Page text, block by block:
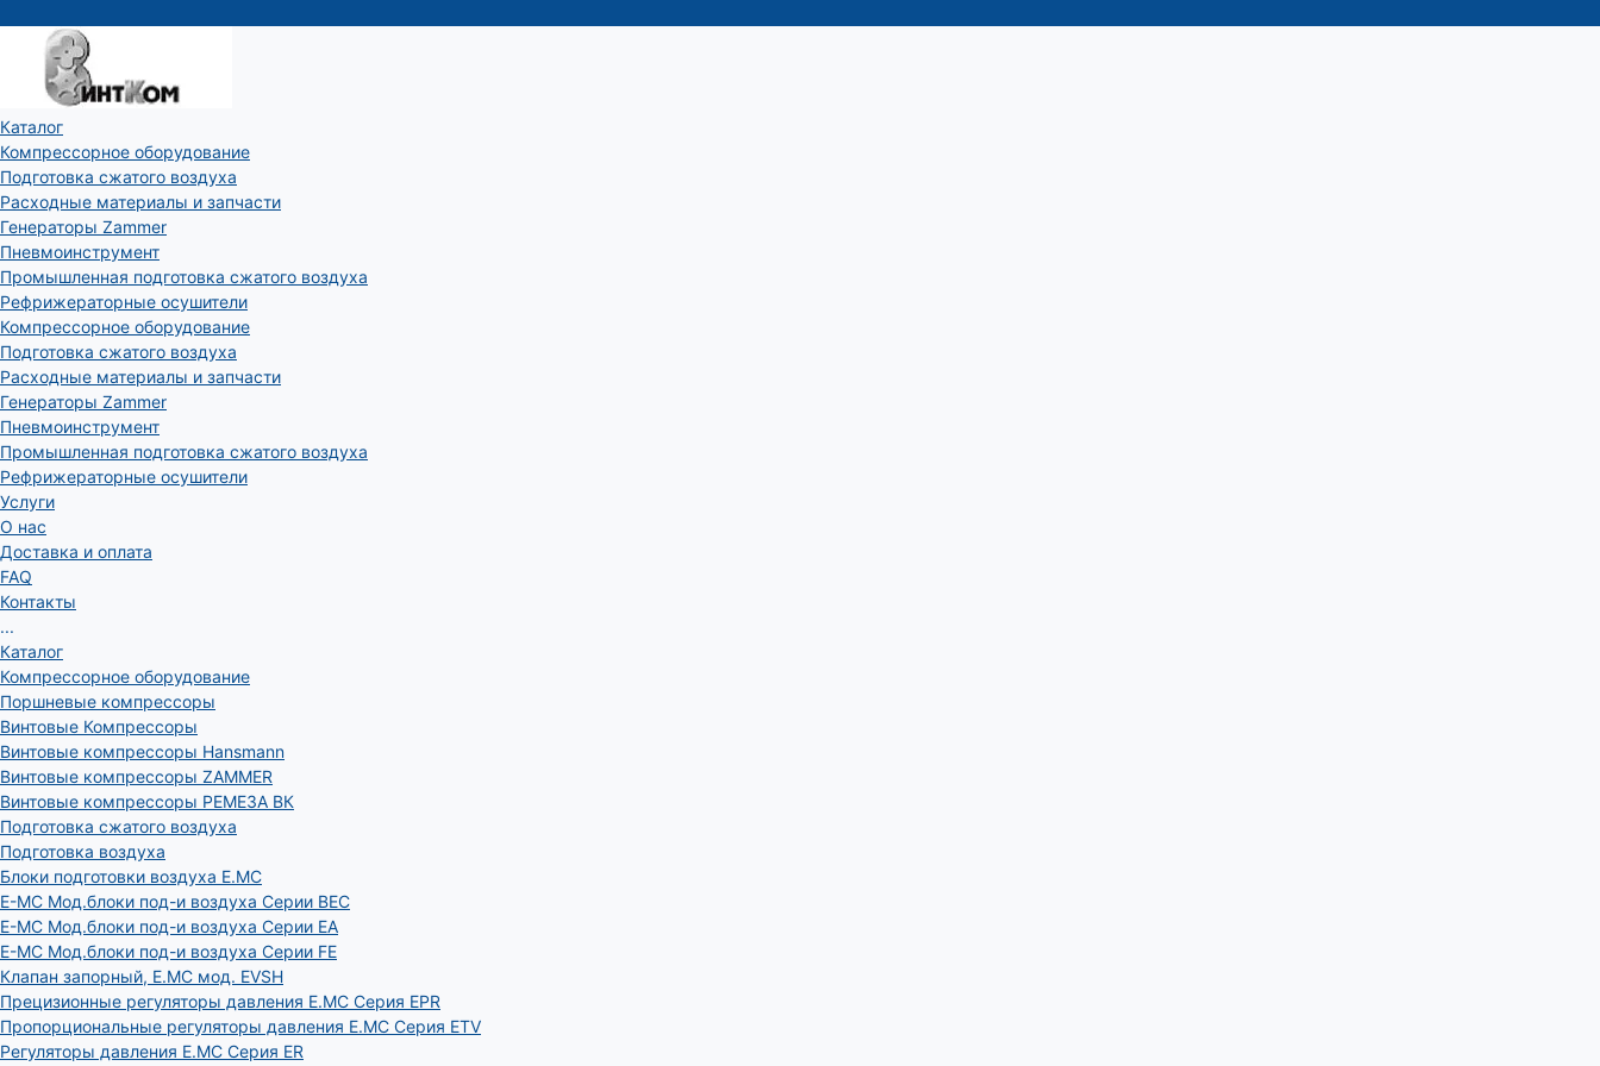
Каталог
Компрессорное оборудование
Подготовка сжатого воздуха
Расходные материалы и запчасти
Генераторы Zammer
Пневмоинструмент
Промышленная подготовка сжатого воздуха
Рефрижераторные осушители
Компрессорное оборудование
Подготовка сжатого воздуха
Расходные материалы и запчасти
Генераторы Zammer
Пневмоинструмент
Промышленная подготовка сжатого воздуха
Рефрижераторные осушители
Услуги
О нас
Доставка и оплата
FAQ
Контакты
...
Каталог
Компрессорное оборудование
Поршневые компрессоры
Винтовые Компрессоры
Винтовые компрессоры Hansmann
Винтовые компрессоры ZAMMER
Винтовые компрессоры РЕМЕЗА ВК
Подготовка сжатого воздуха
Подготовка воздуха
Блоки подготовки воздуха E.MC
E-MC Мод.блоки под-и воздуха Серии BEC
E-MC Мод.блоки под-и воздуха Серии EA
E-MC Мод.блоки под-и воздуха Серии FE
Клапан запорный, E.MC мод. EVSH
Прецизионные регуляторы давления E.MC Серия EPR
Пропорциональные регуляторы давления E.MC Серия ETV
Регуляторы давления E.MC Серия ER